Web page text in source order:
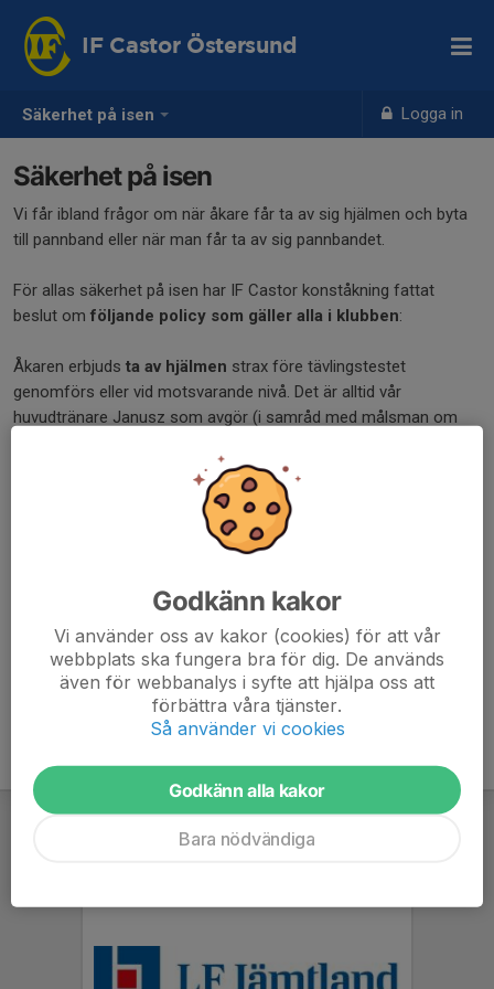
Säkerhet på isen Logga in
IF Castor Östersund
Säkerhet på isen
Vi får ibland frågor om när åkare får ta av sig hjälmen och byta
till pannband eller när man får ta av sig pannbandet.
För allas säkerhet på isen har IF Castor konståkning fattat
beslut om följande policy som gäller alla i klubben:
Åkaren erbjuds ta av hjälmen strax före tävlingstestet
genomförs eller vid motsvarande nivå. Det är alltid vår
huvudtränare Janusz som avgör (i samråd med målsman om
särskild pannband för skydd. Alla i gruppen tar av sig hjälmen
ta av pannbandetvid enkel axel och avklarat
kunskapsnivå som avgörs av vår huvudtränare Janusz och i
säkerhet på isen. Alla i gruppen erbjuds ta av sig pannbandet
samtidigt (med undantag för grupper med myndiga åkare).
Godkänn kakor
Vi använder oss av kakor (cookies) för att vår
webbplats ska fungera bra för dig. De används
även för webbanalys i syfte att hjälpa oss att
förbättra våra tjänster.
Så använder vi cookies
Godkänn alla kakor
Bara nödvändiga